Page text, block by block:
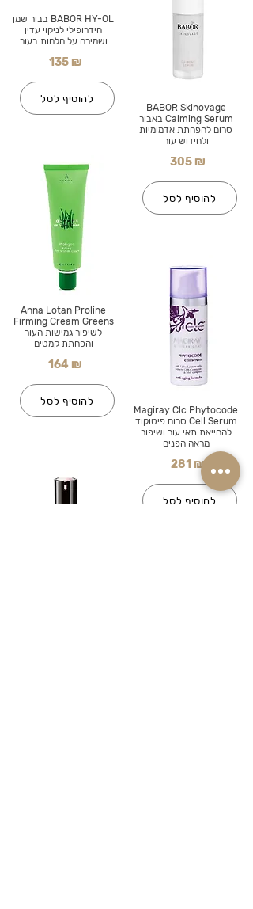
BABOR HY-OL בבור שמן
הידרופילי לניקוי עדין
ושמירה על הלחות בעור
135 ₪
להוסיף לסל
Anna Lotan Proline
Firming Cream Greens
לשיפור גמישות העור
והפחתת קמטים
164 ₪
להוסיף לסל
BABOR Skinovage
Calming Serum באבור
סרום להפחתת אדמומיות
ולחידוש עור
305 ₪
להוסיף לסל
Magiray Clc Phytocode
Cell Serum סרום פיטוקוד
להחייאת תאי עור ושיפור
מראה הפנים
281 ₪
להוסיף לסל